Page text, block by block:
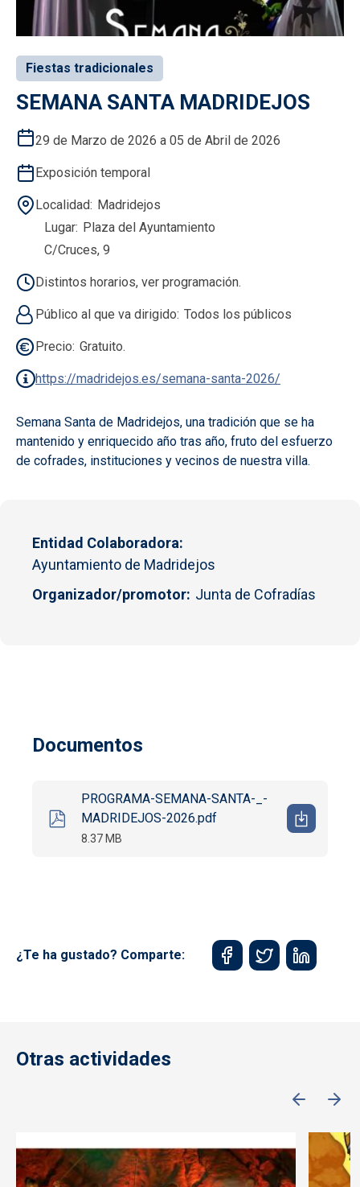
Fiestas tradicionales
SEMANA SANTA MADRIDEJOS
29 de Marzo de 2026 a 05 de Abril de 2026
Exposición temporal
Localidad Madridejos
Lugar Plaza del Ayuntamiento
C/Cruces, 9
Distintos horarios, ver programación.
Público al que va dirigido Todos los públicos
Precio Gratuito.
https://madridejos.es/semana-santa-2026/
Semana Santa de Madridejos, una tradición que se ha
mantenido y enriquecido año tras año, fruto del esfuerzo
de cofrades, instituciones y vecinos de nuestra villa.
Entidad Colaboradora
Ayuntamiento de Madridejos
Organizador/promotor Junta de Cofradías
Documentos
PROGRAMA-SEMANA-SANTA-_-
MADRIDEJOS-2026.pdf
8.37 MB
¿Te ha gustado? Comparte:
Otras actividades